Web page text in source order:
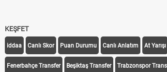
KEŞFET
iddaa Canlı Skor Puan Durumu Canlı Anlatım At Yarışı
Fenerbahçe Transfer Beşiktaş Transfer Trabzonspor